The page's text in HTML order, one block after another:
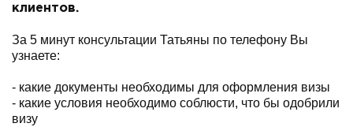
клиентов.
За 5 минут консультации Татьяны по телефону Вы
узнаете:
- какие документы необходимы для оформления визы
- какие условия необходимо соблюсти, что бы одобрили
визу